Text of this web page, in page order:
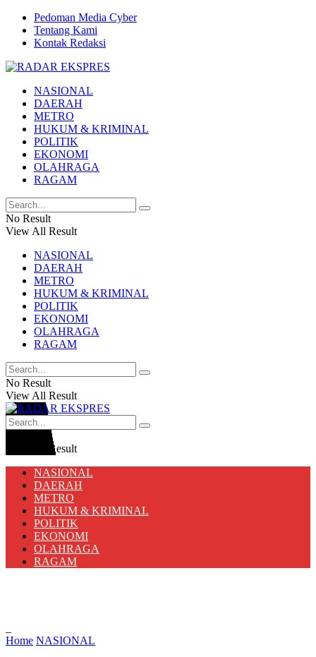
Pedoman Media Cyber
Tentang Kami
Kontak Redaksi
NASIONAL
DAERAH
METRO
HUKUM & KRIMINAL
POLITIK
EKONOMI
OLAHRAGA
RAGAM
No Result
View All Result
NASIONAL
DAERAH
METRO
HUKUM & KRIMINAL
POLITIK
EKONOMI
OLAHRAGA
RAGAM
No Result
View All Result
View All Result
NASIONAL
DAERAH
METRO
HUKUM & KRIMINAL
POLITIK
EKONOMI
OLAHRAGA
RAGAM
Home NASIONAL